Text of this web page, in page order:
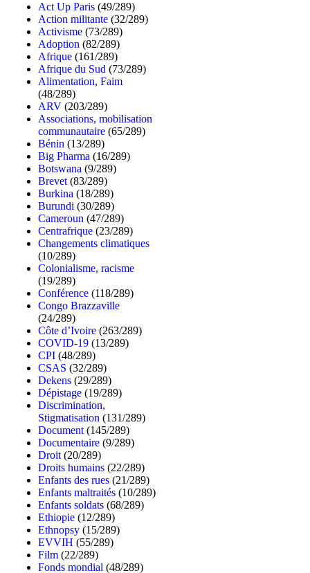
Act Up Paris (49/289)
Action militante (32/289)
Activisme (73/289)
Adoption (82/289)
Afrique (161/289)
Afrique du Sud (73/289)
Alimentation, Faim
(48/289)
ARV (203/289)
Associations, mobilisation
communautaire (65/289)
Bénin (13/289)
Big Pharma (16/289)
Botswana (9/289)
Brevet (83/289)
Burkina (18/289)
Burundi (30/289)
Cameroun (47/289)
Centrafrique (23/289)
Changements climatiques
(10/289)
Colonialisme, racisme
(19/289)
Conférence (118/289)
Congo Brazzaville
(24/289)
Côte d’Ivoire (263/289)
COVID-19 (13/289)
CPI (48/289)
CSAS (32/289)
Dekens (29/289)
Dépistage (19/289)
Discrimination,
Stigmatisation (131/289)
Document (145/289)
Documentaire (9/289)
Droit (20/289)
Droits humains (22/289)
Enfants des rues (21/289)
Enfants maltraités (10/289)
Enfants soldats (68/289)
Ethiopie (12/289)
Ethnopsy (15/289)
EVVIH (55/289)
Film (22/289)
Fonds mondial (48/289)